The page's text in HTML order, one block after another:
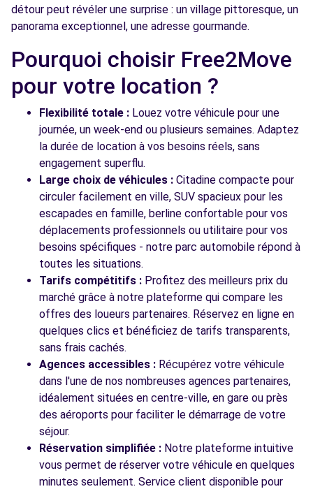
détour peut révéler une surprise : un village pittoresque, un
panorama exceptionnel, une adresse gourmande.
Pourquoi choisir Free2Move
pour votre location ?
Flexibilité totale : Louez votre véhicule pour une
journée, un week-end ou plusieurs semaines. Adaptez
la durée de location à vos besoins réels, sans
engagement superflu.
Large choix de véhicules : Citadine compacte pour
circuler facilement en ville, SUV spacieux pour les
escapades en famille, berline confortable pour vos
déplacements professionnels ou utilitaire pour vos
besoins spécifiques - notre parc automobile répond à
toutes les situations.
Tarifs compétitifs : Profitez des meilleurs prix du
marché grâce à notre plateforme qui compare les
offres des loueurs partenaires. Réservez en ligne en
quelques clics et bénéficiez de tarifs transparents,
sans frais cachés.
Agences accessibles : Récupérez votre véhicule
dans l'une de nos nombreuses agences partenaires,
idéalement situées en centre-ville, en gare ou près
des aéroports pour faciliter le démarrage de votre
séjour.
Réservation simplifiée : Notre plateforme intuitive
vous permet de réserver votre véhicule en quelques
minutes seulement. Service client disponible pour